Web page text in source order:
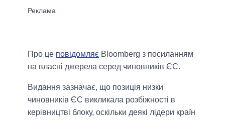
Про це повідомляє Bloomberg з посиланням
на власні джерела серед чиновників ЄС.
Видання зазначає, що позиція низки
чиновників ЄС викликала розбіжності в
керівництві блоку, оскільки деякі лідери країн